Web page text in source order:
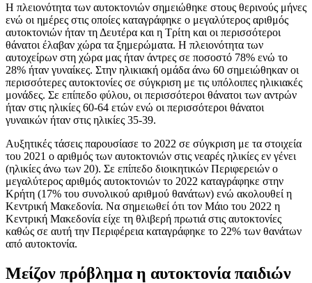
Η πλειονότητα των αυτοκτονιών σημειώθηκε στους θερινούς μήνες
ενώ οι ημέρες στις οποίες καταγράφηκε ο μεγαλύτερος αριθμός
αυτοκτονιών ήταν τη Δευτέρα και η Τρίτη και οι περισσότεροι
θάνατοι έλαβαν χώρα τα ξημερώματα. Η πλειονότητα των
αυτοχείρων στη χώρα μας ήταν άντρες σε ποσοστό 78% ενώ το
28% ήταν γυναίκες. Στην ηλικιακή ομάδα άνω 60 σημειώθηκαν οι
περισσότερες αυτοκτονίες σε σύγκριση με τις υπόλοιπες ηλικιακές
μονάδες. Σε επίπεδο φύλου, οι περισσότεροι θάνατοι των αντρών
ήταν στις ηλικίες 60-64 ετών ενώ οι περισσότεροι θάνατοι
γυναικών ήταν στις ηλικίες 35-39.
Αυξητικές τάσεις παρουσίασε το 2022 σε σύγκριση με τα στοιχεία
του 2021 ο αριθμός των αυτοκτονιών στις νεαρές ηλικίες εν γένει
(ηλικίες άνω των 20). Σε επίπεδο διοικητικών Περιφερειών ο
μεγαλύτερος αριθμός αυτοκτονιών το 2022 καταγράφηκε στην
Κρήτη (17% του συνολικού αριθμού θανάτων) ενώ ακολουθεί η
Κεντρική Μακεδονία. Να σημειωθεί ότι τον Μάιο του 2022 η
Κεντρική Μακεδονία είχε τη θλιβερή πρωτιά στις αυτοκτονίες
καθώς σε αυτή την Περιφέρεια καταγράφηκε το 22% των θανάτων
από αυτοκτονία.
Μείζον πρόβλημα η αυτοκτονία παιδιών